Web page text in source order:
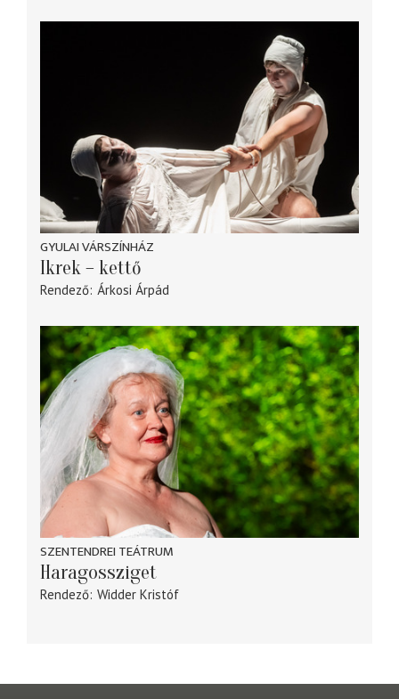
GYULAI VÁRSZÍNHÁZ
Ikrek – kettő
Rendező Árkosi Árpád
SZENTENDREI TEÁTRUM
Haragossziget
Rendező Widder Kristóf